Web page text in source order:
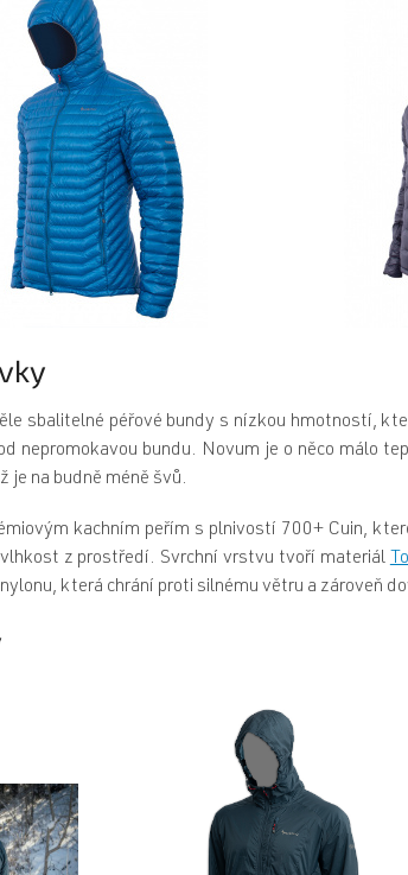
sbalitelné péřové bundy s nízkou hmotností,
nepromokavou bundu. Novum je o něco málo
je na budně méně švů.
kachním peřím s plnivostí 700+ Cuin,
z prostředí. Svrchní vrstvu tvoří materiál
která chrání proti silnému větru a zároveň